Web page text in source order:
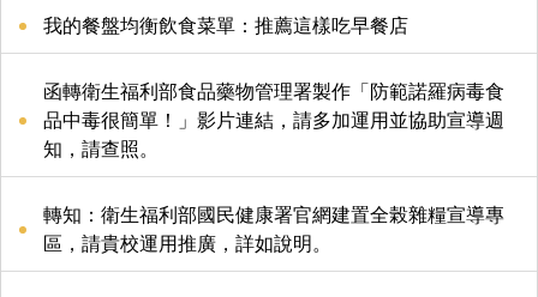
榮耀e中湖
招生與轉學
親師生專區
成果專區
我的餐盤均衡飲食菜單：推薦這樣吃早餐店​​​​​​​​​​​​​​
函轉衛生福利部食品藥物管理署製作「防範諾羅病毒食
品中毒很簡單！」影片連結，請多加運用並協助宣導週
知，請查照。
轉知：衛生福利部國民健康署官網建置全榖雜糧宣導專
區，請貴校運用推廣，詳如說明。